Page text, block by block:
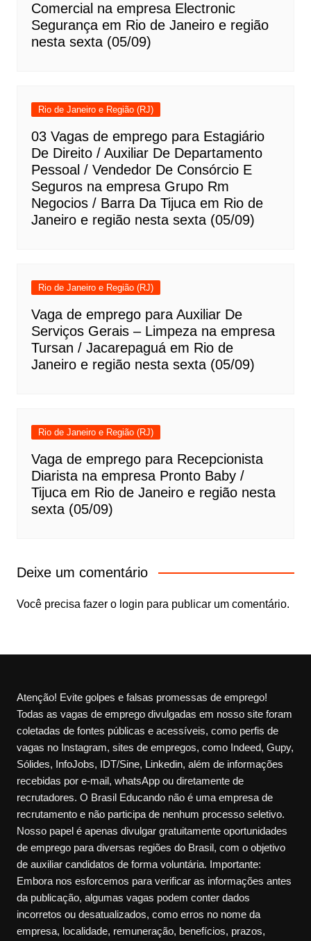
Comercial na empresa Electronic
Segurança em Rio de Janeiro e região
nesta sexta (05/09)
Rio de Janeiro e Região (RJ)
03 Vagas de emprego para Estagiário
De Direito / Auxiliar De Departamento
Pessoal / Vendedor De Consórcio E
Seguros na empresa Grupo Rm
Negocios / Barra Da Tijuca em Rio de
Janeiro e região nesta sexta (05/09)
Rio de Janeiro e Região (RJ)
Vaga de emprego para Auxiliar De
Serviços Gerais – Limpeza na empresa
Tursan / Jacarepaguá em Rio de
Janeiro e região nesta sexta (05/09)
Rio de Janeiro e Região (RJ)
Vaga de emprego para Recepcionista
Diarista na empresa Pronto Baby /
Tijuca em Rio de Janeiro e região nesta
sexta (05/09)
Deixe um comentário
Você precisa fazer o login para publicar um comentário.
Atenção! Evite golpes e falsas promessas de emprego!
Todas as vagas de emprego divulgadas em nosso site foram
coletadas de fontes públicas e acessíveis, como perfis de
vagas no Instagram, sites de empregos, como Indeed, Gupy,
Sólides, InfoJobs, IDT/Sine, Linkedin, além de informações
recebidas por e-mail, whatsApp ou diretamente de
recrutadores. O Brasil Educando não é uma empresa de
recrutamento e não participa de nenhum processo seletivo.
Nosso papel é apenas divulgar gratuitamente oportunidades
de emprego para diversas regiões do Brasil, com o objetivo
de auxiliar candidatos de forma voluntária. Importante:
Embora nos esforcemos para verificar as informações antes
da publicação, algumas vagas podem conter dados
incorretos ou desatualizados, como erros no nome da
empresa, localidade, remuneração, benefícios, prazos,